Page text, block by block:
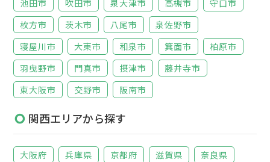
池田市
吹田市 泉大津市 高槻市
守口市
枚方市
茨木市 八尾市
泉佐野市
寝屋川市
大東市 和泉市 箕面市
柏原市
羽曳野市
門真市 摂津市
藤井寺市
東大阪市
交野市 阪南市
関西エリアから探す
大阪府 兵庫県 京都府 滋賀県
奈良県